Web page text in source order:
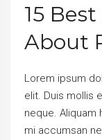
15
About
Lorem ipsum
elit. Duis mollis
neque. Aliquam
mi accumsan